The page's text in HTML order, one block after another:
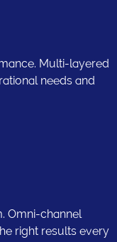
Multi-layered
needs and
Omni-channel
right results every